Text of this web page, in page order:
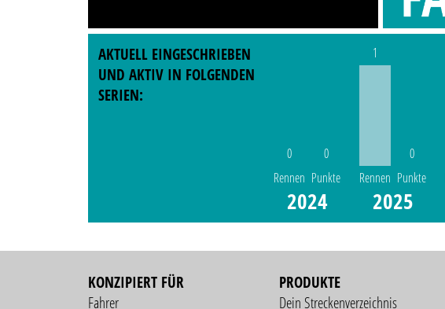
AKTUELL EINGESCHRIEBEN
UND AKTIV IN FOLGENDEN
SERIEN:
0
Rennen
0
Punkte
2024
1
Rennen
0
Punkte
2025
KONZIPIERT FÜR
Fahrer
PRODUKTE
Dein Streckenverzeichnis